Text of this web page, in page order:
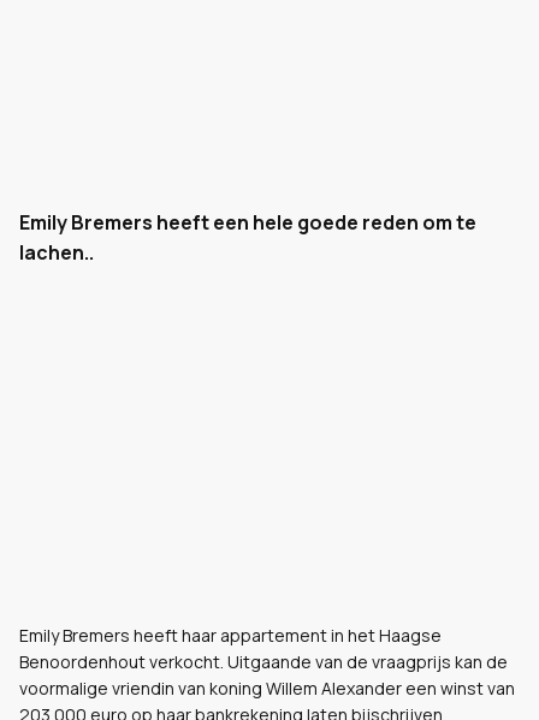
Emily Bremers heeft een hele goede reden om te
lachen..
Emily Bremers heeft haar appartement in het Haagse
Benoordenhout verkocht. Uitgaande van de vraagprijs kan de
voormalige vriendin van koning Willem Alexander een winst van
203.000 euro op haar bankrekening laten bijschrijven.